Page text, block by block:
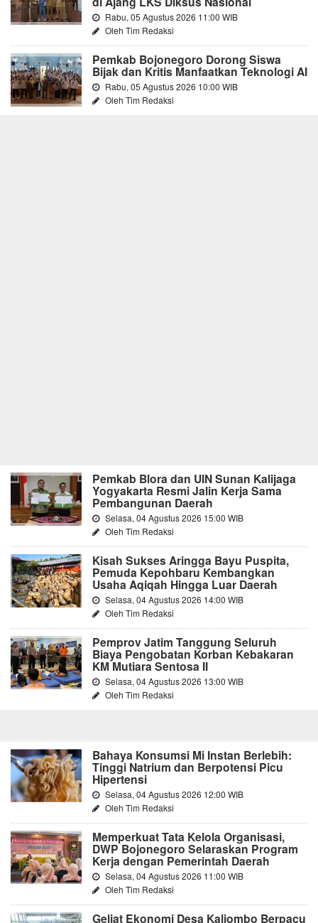
Rabu, 05 Agustus 2026 11:00 WIB
Oleh Tim Redaksi
Pemkab Bojonegoro Dorong Siswa
Bijak dan Kritis Manfaatkan Teknologi AI
Rabu, 05 Agustus 2026 10:00 WIB
Oleh Tim Redaksi
Pemkab Blora dan UIN Sunan Kalijaga
Yogyakarta Resmi Jalin Kerja Sama
Pembangunan Daerah
Selasa, 04 Agustus 2026 15:00 WIB
Oleh Tim Redaksi
Kisah Sukses Aringga Bayu Puspita,
Pemuda Kepohbaru Kembangkan
Usaha Aqiqah Hingga Luar Daerah
Selasa, 04 Agustus 2026 14:00 WIB
Oleh Tim Redaksi
Pemprov Jatim Tanggung Seluruh
Biaya Pengobatan Korban Kebakaran
KM Mutiara Sentosa II
Selasa, 04 Agustus 2026 13:00 WIB
Oleh Tim Redaksi
Bahaya Konsumsi Mi Instan Berlebih:
Tinggi Natrium dan Berpotensi Picu
Hipertensi
Selasa, 04 Agustus 2026 12:00 WIB
Oleh Tim Redaksi
Memperkuat Tata Kelola Organisasi,
DWP Bojonegoro Selaraskan Program
Kerja dengan Pemerintah Daerah
Selasa, 04 Agustus 2026 11:00 WIB
Oleh Tim Redaksi
Geliat Ekonomi Desa Kaliombo Berpacu